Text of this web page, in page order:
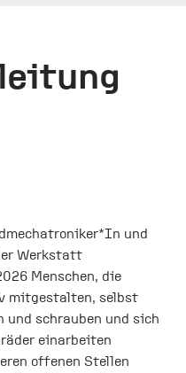
und
Werkstatt
Menschen, die
mitgestalten, selbst
schrauben und sich
einarbeiten
offenen Stellen